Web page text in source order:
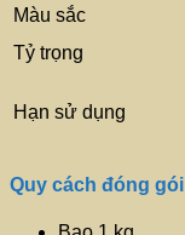
Màu sắc
Tỷ trọng
Hạn sử dụng
Quy cách đóng gói